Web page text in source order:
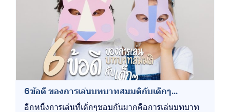
6ข้อดี ของการเล่นบทบาทสมมติกับเด็กๆ...
อีกหนึ่งการเล่นที่เด็กๆชอบกันมากคือการเล่นบทบาท